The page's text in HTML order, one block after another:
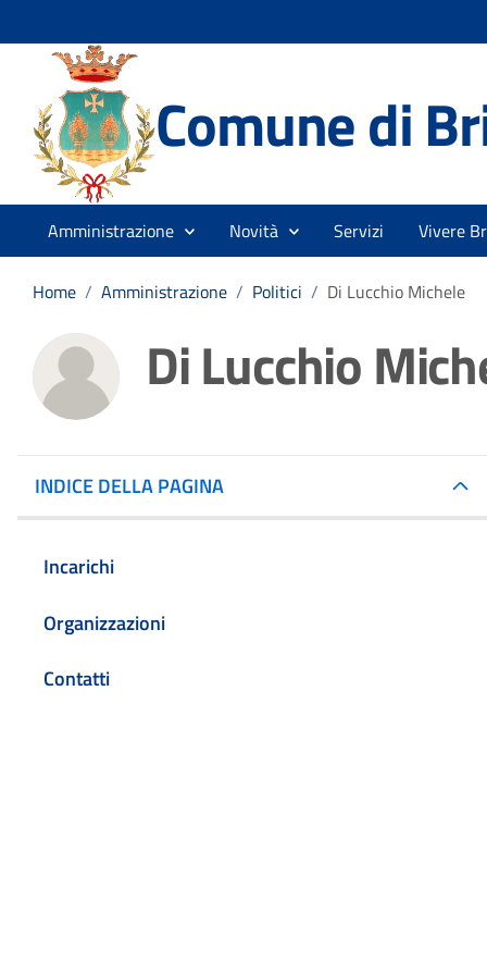
Comune di
Amministrazione Novità Servizi Vivere
Home / Amministrazione / Politici / Di Lucchio Michele
Di Lucchio
INDICE DELLA PAGINA
Incarichi
Organizzazioni
Contatti